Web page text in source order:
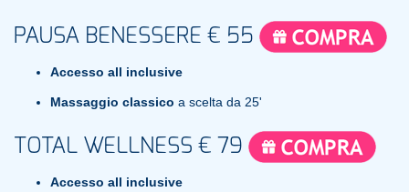
PAUSA BENESSERE € 55
Accesso all inclusive
Massaggio classico a scelta da 25'
TOTAL WELLNESS € 79
Accesso all inclusive